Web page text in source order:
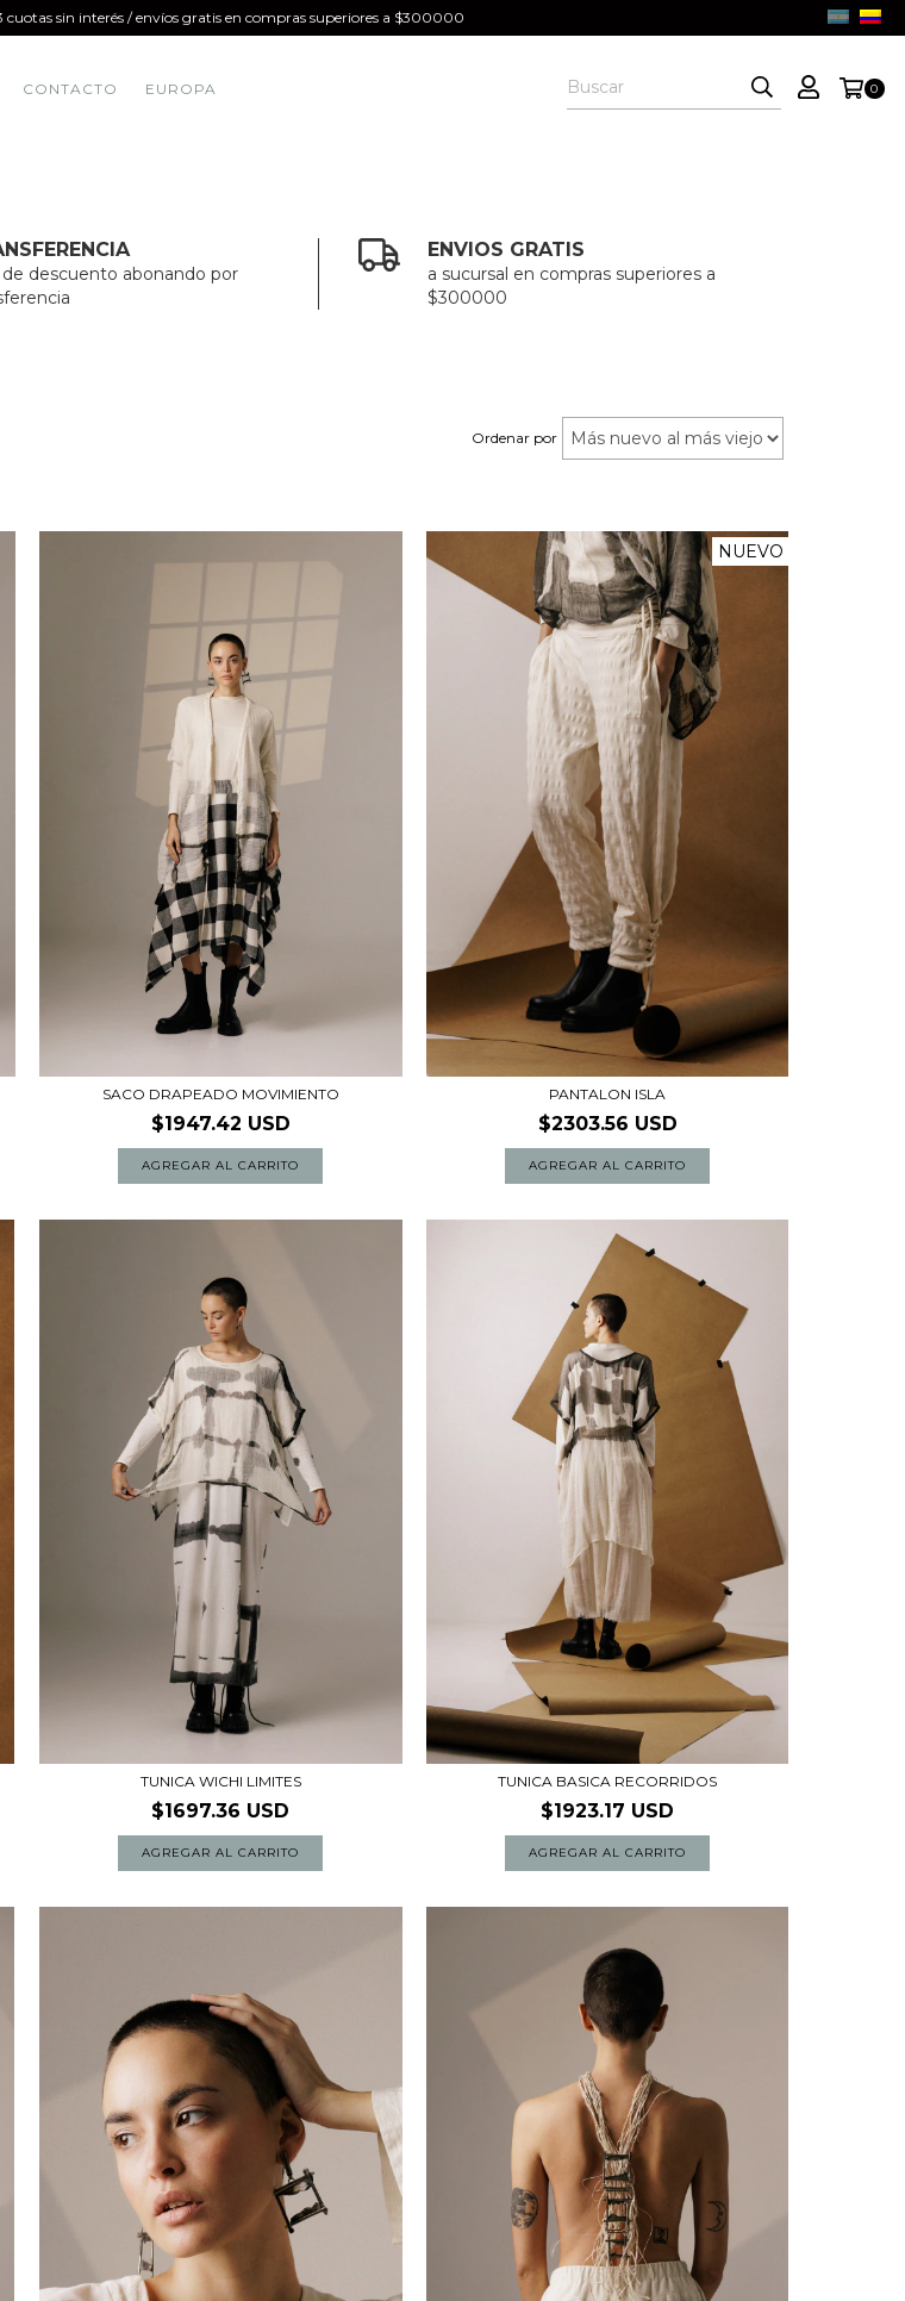
cuotas sin interés / envíos gratis en compras superiores a $300000
CONTACTO EUROPA 0
de descuento abonando por
ENVIOS GRATIS
a sucursal en compras superiores a
$300000
Ordenar por
SACO DRAPEADO MOVIMIENTO
$1947.42 USD
NUEVO
PANTALON ISLA
$2303.56 USD
AGREGAR AL CARRITO
TUNICA WICHI LIMITES
$1697.36 USD
TUNICA BASICA RECORRIDOS
$1923.17 USD